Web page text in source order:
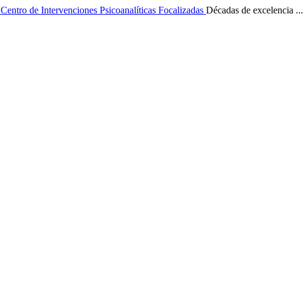
Centro de Intervenciones Psicoanalíticas Focalizadas Décadas de excelencia ...